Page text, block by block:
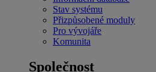
Stav systému
Přizpůsobené moduly
Pro vývojáře
Komunita
Společnost